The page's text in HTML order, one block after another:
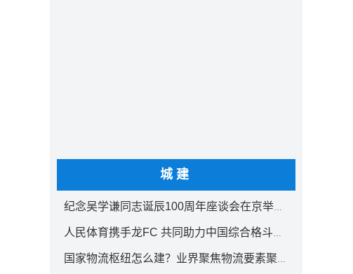
城建
纪念吴学谦同志诞辰100周年座谈会在京举行 汪洋出席
人民体育携手龙FC 共同助力中国综合格斗事业发展
国家物流枢纽怎么建？业界聚焦物流要素聚集方式创新